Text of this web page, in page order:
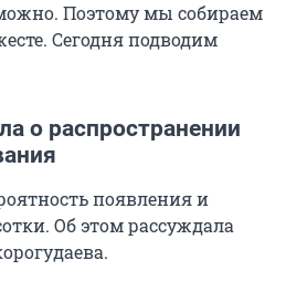
Поэтому мы собираем
Сегодня подводим
о распространении
появления и
Об этом рассуждала